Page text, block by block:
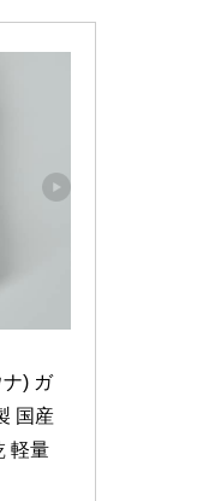
) ガ
国産
軽量